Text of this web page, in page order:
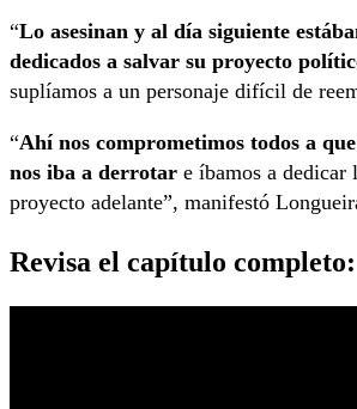
“Lo asesinan y al día siguiente
dedicados a salvar su proyecto
suplíamos a un personaje difícil de
“Ahí nos comprometimos todos a
nos iba a derrotar e íbamos a dedicar
proyecto adelante”, manifestó
Revisa el capítulo completo: